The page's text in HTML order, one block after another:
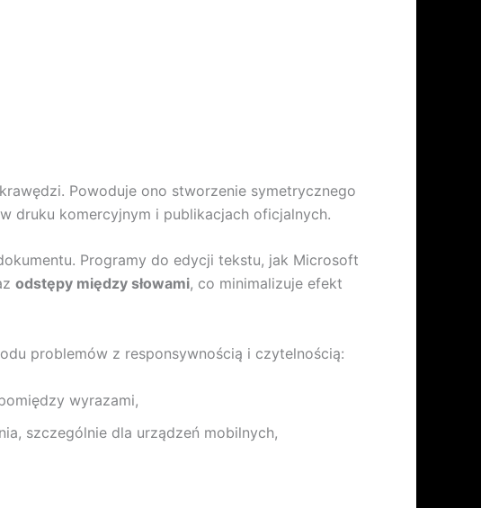
Powoduje ono stworzenie symetrycznego
druku komercyjnym i publikacjach oficjalnych.
Programy do edycji tekstu, jak Microsoft
odstępy między słowami, co minimalizuje efekt
problemów z responsywnością i czytelnością:
wyrazami,
szczególnie dla urządzeń mobilnych,